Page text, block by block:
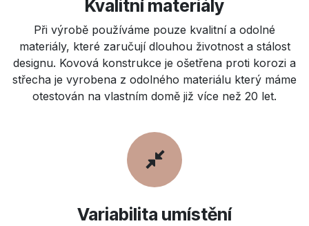
Kvalitní materiály
Při výrobě používáme pouze kvalitní a odolné
materiály, které zaručují dlouhou životnost a stálost
designu. Kovová konstrukce je ošetřena proti korozi a
střecha je vyrobena z odolného materiálu který máme
otestován na vlastním domě již více než 20 let.
Variabilita umístění